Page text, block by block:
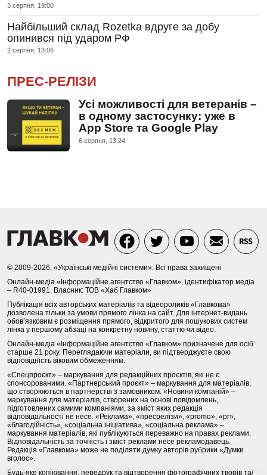
3 серпня, 19:00
Найбільший склад Rozetka вдруге за добу
опинився під ударом РФ
2 серпня, 13:06
ПРЕС-РЕЛІЗИ
Усі можливості для ветеранів –
в одному застосунку: уже в
App Store та Google Play
6 серпня, 13:24
© 2009-2026, «Українські медійні системи». Всі права захищені
Онлайн-медіа «Інформаційне агентство «Главком», ідентифікатор медіа
– R40-01991. Власник: ТОВ «Хаб Главком»
Публікація всіх авторських матеріалів та відеороликів «Главкома»
дозволена тільки за умови прямого лінка на сайт. Для інтернет-видань
обов’язковим є розміщення прямого, відкритого для пошукових систем
лінка у першому абзаці на конкретну новину, статтю чи відео.
Онлайн-медіа «Інформаційне агентство «Главком» призначене для осіб
старше 21 року. Переглядаючи матеріали, ви підтверджуєте свою
відповідність віковим обмеженням.
«Спецпроєкт» – маркування для редакційних проєктів, які не є
спонсорованими. «Партнерський проєкт» – маркування для матеріалів,
що створюються в партнерстві з замовником. «Новини компаній» –
маркування для матеріалів, створених на основі повідомлень,
підготовлених самими компаніями, за зміст яких редакція
відповідальності не несе. «Реклама», «пресрелізи», «promo», «pr»,
«благодійність», «соціальна ініціатива», «соціальна реклама» –
маркування матеріалів, які публікуються переважно на правах реклами.
Відповідальність за точність і зміст реклами несе рекламодавець.
Редакція «Главкома» може не поділяти думку авторів рубрики «Думки
вголос».
Будь-яке копіювання, передрук та відтворення фотографічних творів та/